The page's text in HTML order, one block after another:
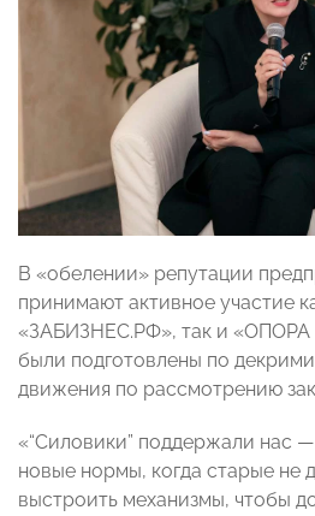
В «обелении» репутации
принимают активное участие
«ЗАБИЗНЕС.РФ», так и
были подготовлены по
движения по рассмотрению
«“Силовики” поддержали нас
новые нормы, когда старые не
выстроить механизмы, чтобы